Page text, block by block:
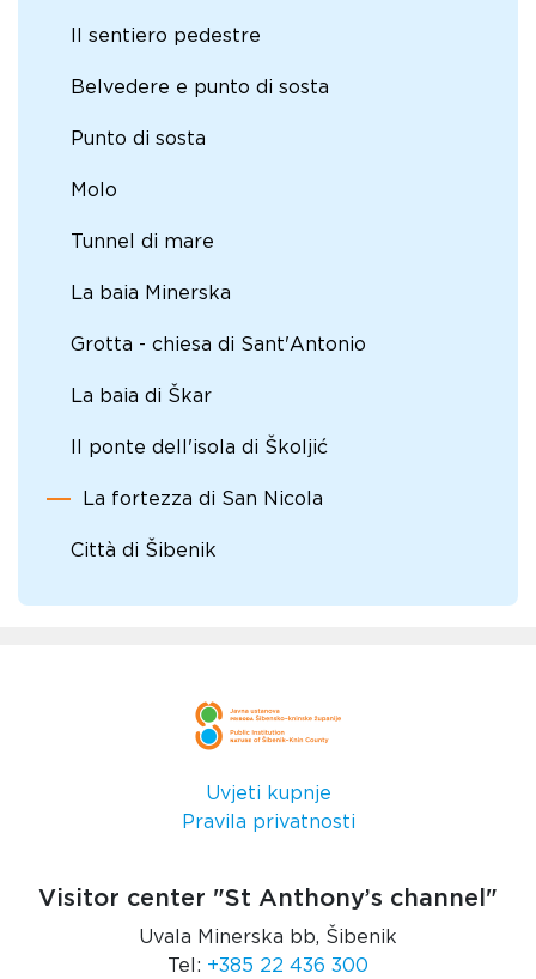
Il sentiero pedestre
Belvedere e punto di sosta
Punto di sosta
Molo
Tunnel di mare
La baia Minerska
Grotta - chiesa di Sant'Antonio
La baia di Škar
Il ponte dell'isola di Školjić
La fortezza di San Nicola
Città di Šibenik
Uvjeti kupnje
Pravila privatnosti
Visitor center "St Anthony’s channel"
Uvala Minerska bb, Šibenik
Tel: +385 22 436 300